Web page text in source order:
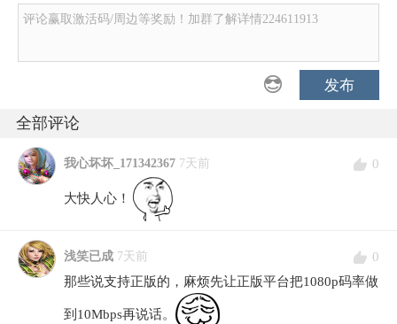
评论赢取激活码/周边等奖励！加群了解详情224611913
发布
全部评论
我心坏坏_171342367 7天前 0
大快人心！
浅笑已成 7天前
0
那些说支持正版的，麻烦先让正版平台把1080p码率做
到10Mbps再说话。